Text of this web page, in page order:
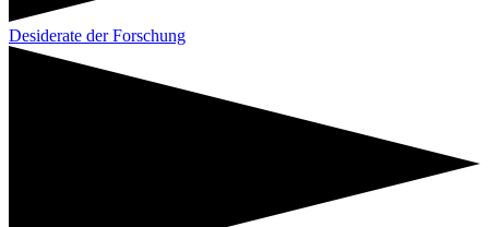
Desiderate der Forschung